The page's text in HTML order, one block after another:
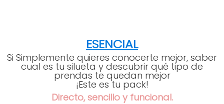
ESENCIAL
Si Simplemente quieres conocerte mejor, saber
cual es tu silueta y descubrir qué tipo de
prendas te quedan mejor
¡Este es tu pack!
Directo, sencillo y funcional.